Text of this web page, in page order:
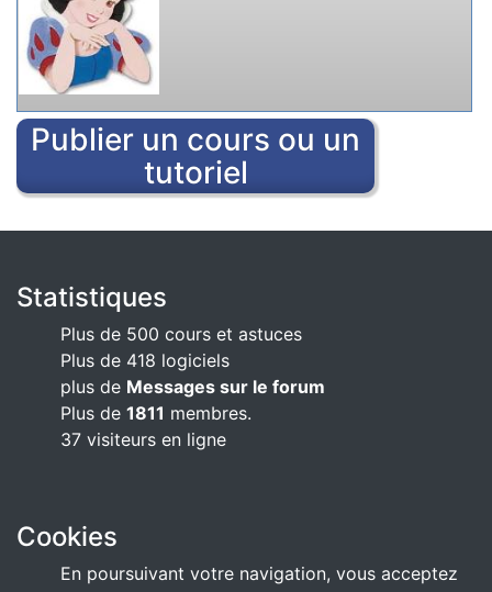
Publier un cours ou un
tutoriel
Statistiques
Plus de 500 cours et astuces
Plus de 418 logiciels
plus de Messages sur le forum
Plus de 1811 membres.
37 visiteurs en ligne
Cookies
En poursuivant votre navigation, vous acceptez